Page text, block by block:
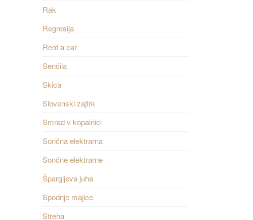
Rak
Regresija
Rent a car
Senčila
Skica
Slovenski zajtrk
Smrad v kopalnici
Sončna elektrarna
Sončne elektrarne
Špargljeva juha
Spodnje majice
Streha